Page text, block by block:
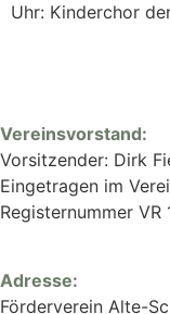
Uhr: Kinderchor
Vereinsvorstand:
Vorsitzender: Dirk
Eingetragen im
Registernummer VR
Adresse:
Förderverein Alte-